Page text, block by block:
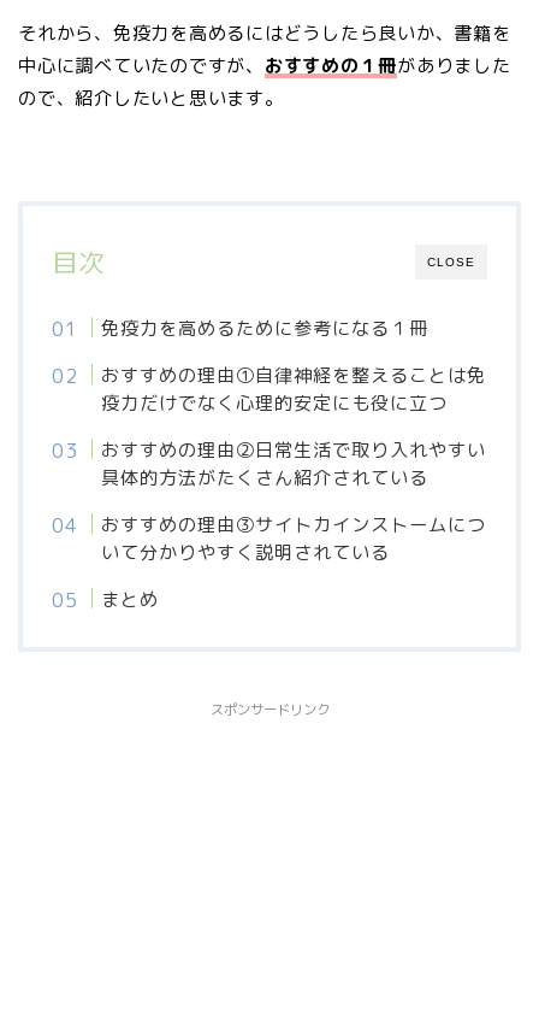
それから、免疫力を高めるにはどうしたら良いか、書籍を
中心に調べていたのですが、 おすすめの１冊がありました
ので、紹介したいと思います。
CLOSE
目次
免疫力を高めるために参考になる１冊
おすすめの理由①自律神経を整えることは免
疫力だけでなく心理的安定にも役に立つ
おすすめの理由②日常生活で取り入れやすい
具体的方法がたくさん紹介されている
おすすめの理由③サイトカインストームにつ
いて分かりやすく説明されている
まとめ
スポンサードリンク